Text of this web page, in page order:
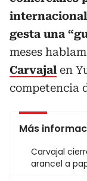
gesta una
meses
Carvajal en
competencia
Más
Carvajal
arancel a